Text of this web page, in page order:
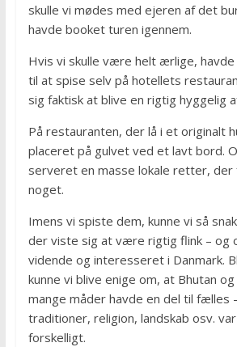
skulle vi mødes med ejeren af det
havde booket turen igennem.
Hvis vi skulle være helt ærlige,
til at spise selv på hotellets
sig faktisk at blive en rigtig hyggelig
På restauranten, der lå i et originalt
placeret på gulvet ved et lavt bord.
serveret en masse lokale retter, der
noget.
Imens vi spiste dem, kunne vi så
der viste sig at være rigtig flink – og
vidende og interesseret i Danmark.
kunne vi blive enige om, at Bhutan
mange måder havde en del til fælles
traditioner, religion, landskab osv.
forskelligt.